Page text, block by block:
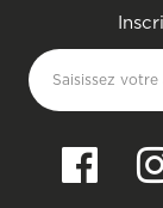
Saisissez